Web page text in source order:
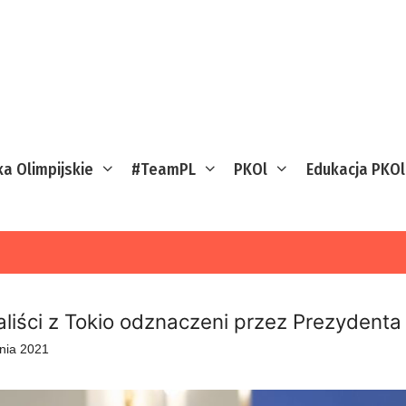
Olimpijskie #TeamPL PKOl Edukacja PKOl
z Tokio odznaczeni przez Prezydenta
2021